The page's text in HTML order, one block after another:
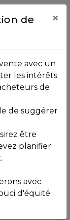
de
×
avec un
les intérêts
de
de suggérer
être
planifier
avec
d'équité